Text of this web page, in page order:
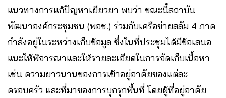
แนวทางการแก้ปัญหาเยียวยา พบว่า ขณะนี้สถาบัน
พัฒนาองค์กระชุมชน (พอช.) ร่วมกับเครือข่ายสลัม 4 ภาค
กำลังอยู่ในระหว่างเก็บข้อมูล ซึ่งในที่ประชุมได้มีข้อเสนอ
แนะให้พิจารณาและให้รายละเอียดในการจัดเก็บเนื้อหา
เช่น ความยาวนานของการเข้าอยู่อาศัยของแต่ละ
ครอบครัว และที่มาของการบุกรุกพื้นที่ โดยผู้ที่อยู่อาศัย